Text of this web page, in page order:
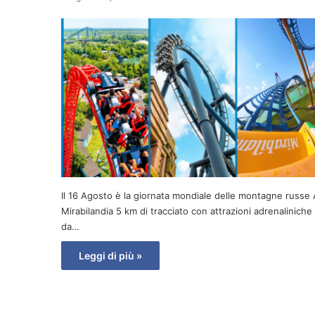
Il 16 Agosto è la giornata mondiale delle montagne russe
Mirabilandia 5 km di tracciato con attrazioni adrenaliniche
da…
Leggi di più »